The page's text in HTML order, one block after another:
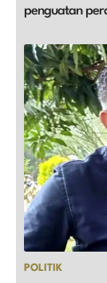
penguatan
POLITIK